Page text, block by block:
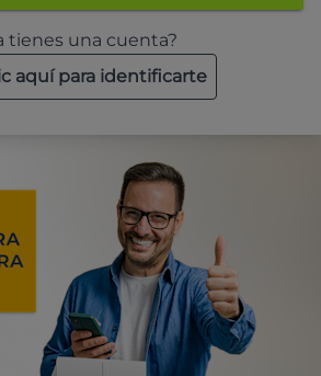
tienes una cuenta?
aquí para identificarte